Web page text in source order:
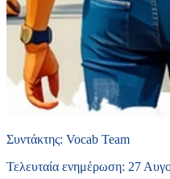
Συντάκτης: Vocab Team
Τελευταία ενημέρωση: 27